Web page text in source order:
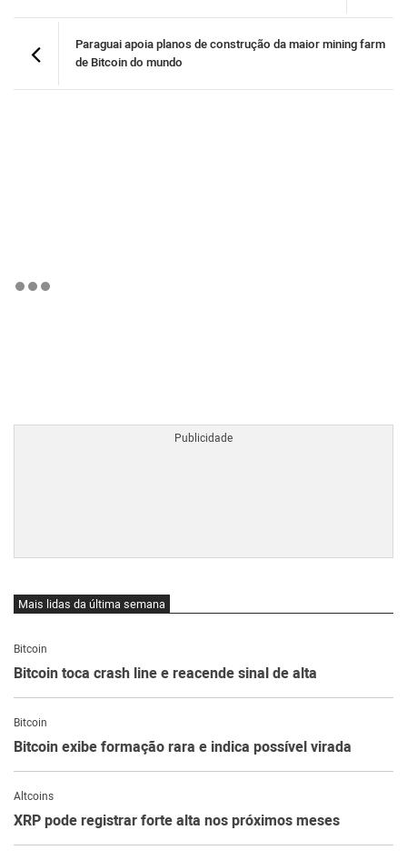
Paraguai apoia planos de construção da maior mining farm
de Bitcoin do mundo
Mais lidas da última semana
Bitcoin
Bitcoin toca crash line e reacende sinal de alta
Bitcoin
Bitcoin exibe formação rara e indica possível virada
Altcoins
XRP pode registrar forte alta nos próximos meses